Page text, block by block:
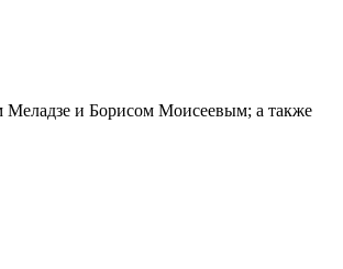
Меладзе и Борисом Моисеевым; а также